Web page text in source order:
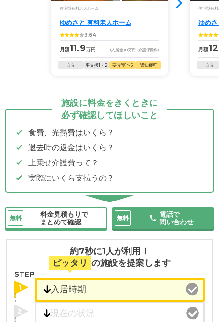
住宅型有料老人ホーム
ゆめさと 有料老人ホーム
3.64
月額11.9万円 (入居金10万円 +介護保険料)
自立 要支援1・2 要介護1〜5 認知症可
住宅型有料
ゆめ
月額
自立
施設に料金をきくときに
必ず確認してほしいこと
食費、光熱費はいくら？
退去時の返金はいくら？
上乗せ介護費って？
実際にいくら支払うの？
無料
料金見積もりで
まとめて確認
無料
電話で
問い合わせ
約7秒に1人が利用！
ピッタリ の施設を提案します
STEP
1
2